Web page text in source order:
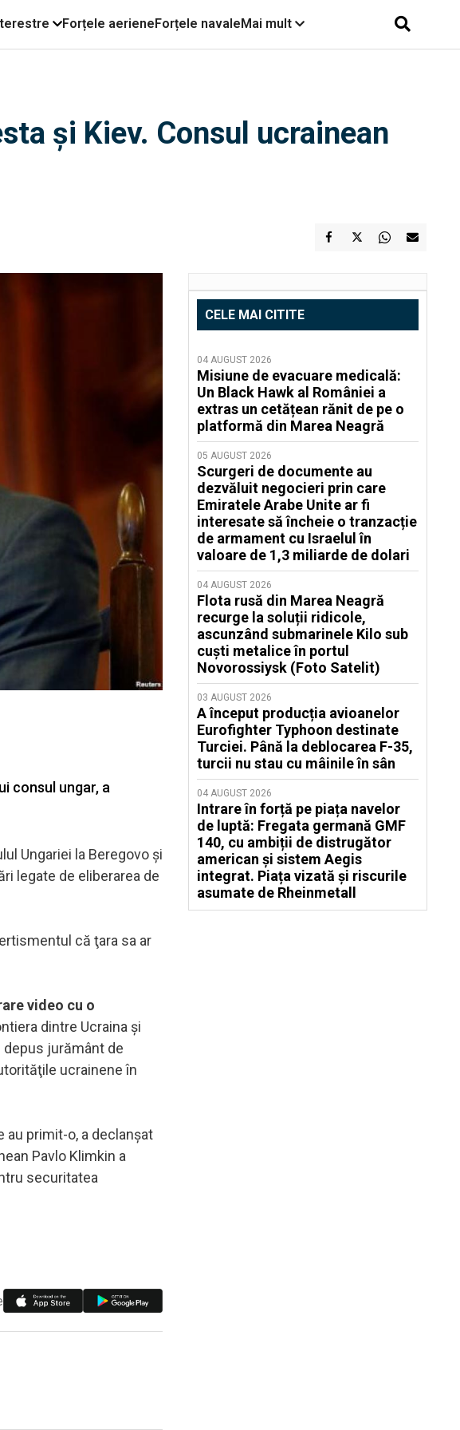
Forțele aerieneForțele navaleMai mult
şi Kiev. Consul ucrainean
consul ungar, a
Ungariei la Beregovo şi
legate de eliberarea de
că ţara sa ar
video cu o
dintre Ucraina şi
depus jurământ de
ucrainene în
au primit-o, a declanşat
Pavlo Klimkin a
securitatea
CELE MAI CITITE
04 AUGUST 2026
Misiune de evacuare medicală:
Un Black Hawk al României a
extras un cetățean rănit de pe o
platformă din Marea Neagră
05 AUGUST 2026
Scurgeri de documente au
dezvăluit negocieri prin care
Emiratele Arabe Unite ar fi
interesate să încheie o tranzacție
de armament cu Israelul în
valoare de 1,3 miliarde de dolari
04 AUGUST 2026
Flota rusă din Marea Neagră
recurge la soluții ridicole,
ascunzând submarinele Kilo sub
cuști metalice în portul
Novorossiysk (Foto Satelit)
03 AUGUST 2026
A început producția avioanelor
Eurofighter Typhoon destinate
Turciei. Până la deblocarea F-35,
turcii nu stau cu mâinile în sân
04 AUGUST 2026
Intrare în forță pe piața navelor
de luptă: Fregata germană GMF
140, cu ambiții de distrugător
american și sistem Aegis
integrat. Piața vizată și riscurile
asumate de Rheinmetall